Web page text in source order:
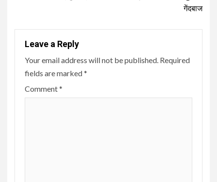
गेंदबाज
Leave a Reply
Your email address will not be published. Required
fields are marked*
Comment*